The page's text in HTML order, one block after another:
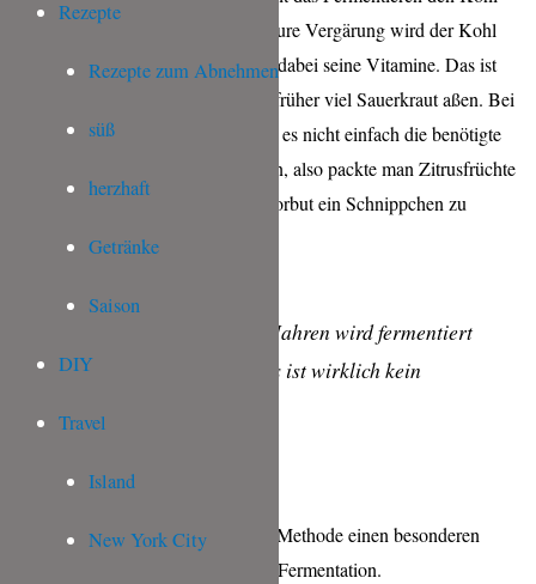
Rezepte
Rezepte zum Abnehmen
süß
herzhaft
Getränke
Saison
DIY
Travel
Island
New York City
erst verzeherbar. Durch die milchsaure Vergärung wird der Kohl
weich und bekömmlich und behält dabei seine Vitamine. Das ist
auch der Grund, waurm Seefahrer früher viel Sauerkraut aßen. Bei
den langen Ausflügen auf See, war es nicht einfach die benötigte
Menge Vitamine zu sich zu nehmen, also packte man Zitrusfrüchte
und Sauerkraut mit ein um dem Skorbut ein Schnippchen zu
Seit hunderten von Jahren wird fermentiert
und eines ist klar: es ist wirklich kein
Es gibt wohl kaum eine einfachere Methode einen besonderen
Geschmack herzustellen, als durch Fermentation.